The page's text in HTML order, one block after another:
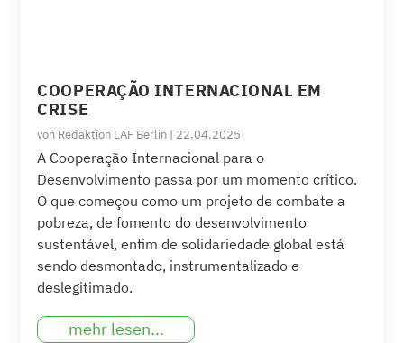
COOPERAÇÃO INTERNACIONAL EM
CRISE
von Redaktion LAF Berlin | 22.04.2025
A Cooperação Internacional para o
Desenvolvimento passa por um momento crítico.
O que começou como um projeto de combate a
pobreza, de fomento do desenvolvimento
sustentável, enfim de solidariedade global está
sendo desmontado, instrumentalizado e
deslegitimado.
mehr lesen...